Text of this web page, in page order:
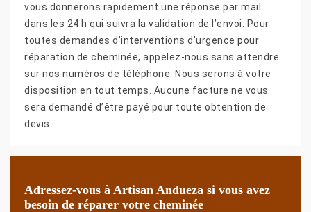
vous donnerons rapidement une réponse par mail
dans les 24 h qui suivra la validation de l’envoi. Pour
toutes demandes d’interventions d’urgence pour
réparation de cheminée, appelez-nous sans attendre
sur nos numéros de téléphone. Nous serons à votre
disposition en tout temps. Aucune facture ne vous
sera demandé d’être payé pour toute obtention de
devis.
Adressez-vous à Artisan Andueza si vous avez
besoin de réparer votre cheminée